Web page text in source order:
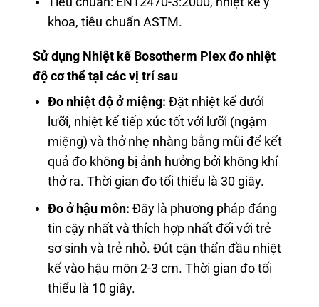
khoa, tiêu chuẩn ASTM.
Sử dụng Nhiệt kế Bosotherm Plex đo nhiệt
độ cơ thể tại các vị trí sau
Đo nhiệt độ ở miệng: Đặt nhiệt kế dưới
lưỡi, nhiệt kế tiếp xúc tốt với lưỡi (ngậm
miệng) và thở nhẹ nhàng bằng mũi để kết
quả đo không bị ảnh hưởng bởi không khí
thở ra. Thời gian đo tối thiểu là 30 giây.
Đo ở hậu môn: Đây là phương pháp đáng
tin cậy nhất và thích hợp nhất đối với trẻ
sơ sinh và trẻ nhỏ. Đút cận thẩn đầu nhiệt
kế vào hậu môn 2-3 cm. Thời gian đo tối
thiểu là 10 giây.